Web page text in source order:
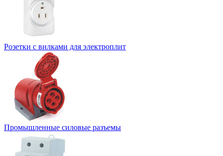
Розетки с вилками для электроплит
Промышленные силовые разъемы